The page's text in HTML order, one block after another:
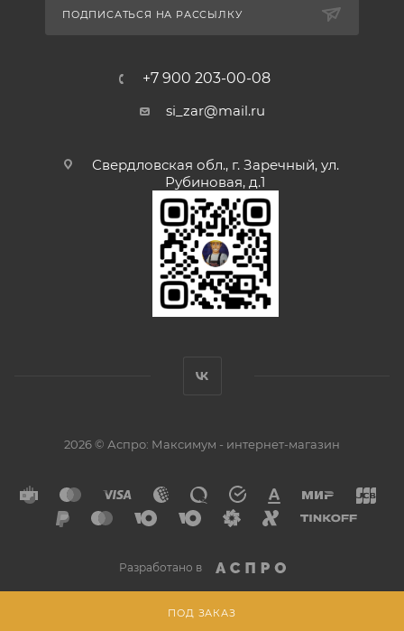
ПОД ЗАКАЗ
ПОДПИСАТЬСЯ НА РАССЫЛКУ
+7 900 203-00-08
si_zar@mail.ru
Свердловская обл., г. Заречный, ул.
Рубиновая, д.1
2026 © Аспро: Максимум - интернет-магазин
Разработано в